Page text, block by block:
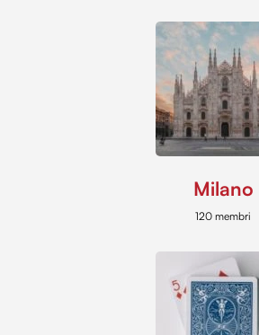
Milano
120 membri